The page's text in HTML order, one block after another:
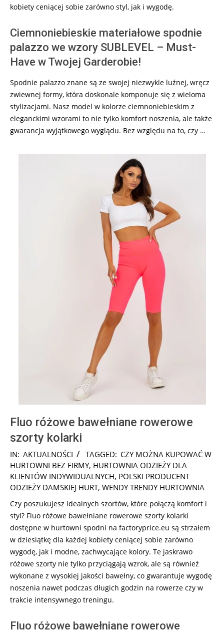
kobiety ceniącej sobie zarówno styl, jak i wygodę.
Ciemnoniebieskie materiałowe spodnie
palazzo we wzory SUBLEVEL – Must-
Have w Twojej Garderobie!
Spodnie palazzo znane są ze swojej niezwykle luźnej, wręcz
zwiewnej formy, która doskonale komponuje się z wieloma
stylizacjami. Nasz model w kolorze ciemnoniebieskim z
eleganckimi wzorami to nie tylko komfort noszenia, ale także
gwarancja wyjątkowego wyglądu. Bez względu na to, czy …
Fluo różowe bawełniane rowerowe
szorty kolarki
2024-
09-
14
IN: AKTUALNOŚCI TAGGED: CZY MOŻNA KUPOWAĆ W
HURTOWNI BEZ FIRMY, HURTOWNIA ODZIEŻY DLA
KLIENTÓW INDYWIDUALNYCH, POLSKI PRODUCENT
ODZIEŻY DAMSKIEJ HURT, WENDY TRENDY HURTOWNIA
Czy poszukujesz idealnych szortów, które połączą komfort i
styl? Fluo różowe bawełniane rowerowe szorty kolarki
dostępne w hurtowni spodni na factoryprice.eu są strzałem
w dziesiątkę dla każdej kobiety ceniącej sobie zarówno
wygodę, jak i modne, zachwycające kolory. Te jaskrawo
różowe szorty nie tylko przyciągają wzrok, ale są również
wykonane z wysokiej jakości bawełny, co gwarantuje wygodę
noszenia nawet podczas długich godzin na rowerze czy w
trakcie intensywnego treningu.
Fluo różowe bawełniane rowerowe